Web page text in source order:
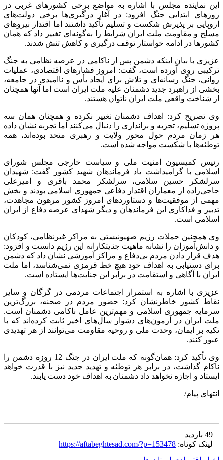
این نماینده مجلس با اشاره به مواضع برخی کشورهای غربی در
روزهای ابتدایی جنگ افزود: در آغاز درگیری‌ها برخی دولت‌های
اروپایی بر پذیرش شکست و تسلیم تأکید داشتند اما اقتدار نیروهای
مسلح و مقاومت ملت ایران شرایط را به‌گونه‌ای تغییر داد که همان
کشورها در ادامه خواستار توقف درگیری و کاهش تنش شدند.
عزیزی با بیان اینکه دشمن پس از ناکامی در عرصه نظامی به جنگ
ترکیبی روی آورده است، گفت: امروز فشارهای اقتصادی، عملیات
روانی، جنگ رسانه‌ای و تلاش برای ایجاد یأس و ناامیدی در جامعه،
بخشی از راهبرد جدید دشمنان علیه ملت ایران است اما آنها همچنان
از شناخت واقعی ملت ایران ناتوان هستند.
وی تصریح کرد: اهداف دشمنان تغییر نکرده و همچنان همان سه
پروژه تسلیم، تجزیه و براندازی را دنبال می‌کنند اما تجربه نشان داده
هر زمان مردم حول محور ولایت و رهبری متحد بوده‌اند، همه
توطئه‌ها با شکست مواجه شده است.
رئیس کمیسیون امنیت ملی و سیاست خارجی مجلس شورای
اسلامی با گرامیداشت یاد فرماندهان شهید کشور گفت: شهیدان
سرلشکر حسین سلامی، سرلشکر محمد باقری و امیرعلی
حاجی‌زاده از معماران اقتدار دفاعی جمهوری اسلامی بودند و بخش
مهمی از موفقیت‌ها و دستاوردهای امروز کشور مرهون مجاهدت،
تدبیر و فداکاری این فرماندهان و دیگر شهدای عرصه دفاع از ایران
اسلامی است.
وی همچنین حملات رژیم صهیونیستی به مراکز غیرنظامی، کودکان
و دانش‌آموزان را نشانه ماهیت جنایتکارانه این رژیم دانست و افزود:
هدف قرار دادن مردم بی‌دفاع و مراکز آموزشی نشان داد که دشمن
برای دستیابی به اهداف خود هیچ خط قرمزی نمی‌شناسد، اما ملت
ایران با آگاهی و استقامت در برابر این جنایت‌ها ایستاده است.
عزیزی با اشاره به استمرار اجتماعات مردمی در گرگان و سایر
نقاط کشور خاطرنشان کرد: حضور مردم در صحنه، بزرگ‌ترین
سرمایه جمهوری اسلامی و مهم‌ترین عامل ناکامی دشمنان است.
ملت ایران در آزمون‌های دشوار سال‌های اخیر ثابت کرده‌اند که با
تکیه بر ایمان، وحدت ملی و روحیه مقاومت می‌توانند از هر تهدیدی
عبور کنند.
وی تأکید کرد: همان‌گونه که ملت ایران در جنگ 12 روزه دشمن را
ناکام گذاشت، در برابر هر توطئه و تهدید جدید نیز با قدرت خواهد
ایستاد و اجازه نخواهد داد دشمنان به اهداف خود دست یابند.
انتهای پیام/
49 بازدید
لینک کوتاه: https://aftabeghtesad.com/?p=153478